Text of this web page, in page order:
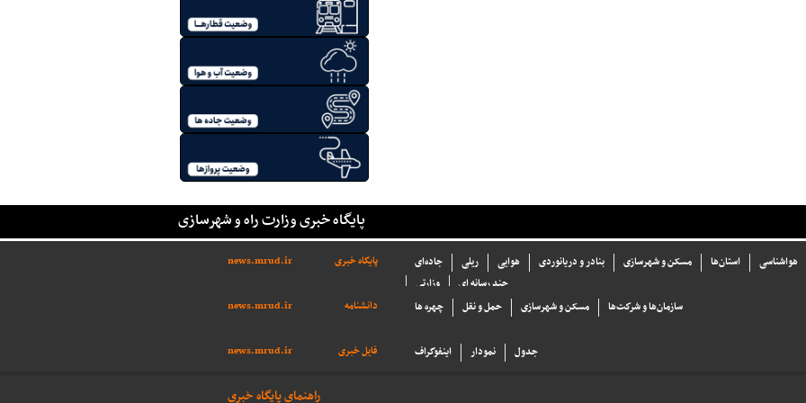
پایگاه خبری وزارت راه و شهرسازی
پایگاه خبری news.mrud.ir جاده‌ای ریلی هوایی بنادر و دریانوردی مسکن و شهرسازی استان‌ها
هواشناسی
وزارتی
چند رسانه ای
دانشنامه
news.mrud.ir چهره ها حمل و نقل مسکن و شهرسازی سازما‌ن‌ها و شركت‌ها
فایل خبری news.mrud.ir اینفوگراف نمودار جدول
راهنمای پایگاه خبری